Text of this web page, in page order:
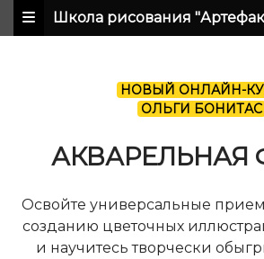
Школа рисования
НОВЫЙ ОНЛАЙН-
ОЛЬГИ БОНИТАС
АКВАРЕЛЬНАЯ
Освойте универсальные
созданию цветочных
и научитесь творчески